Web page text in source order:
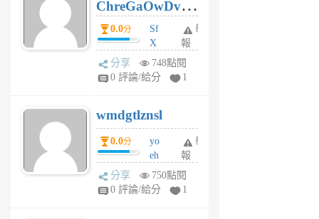
月
前
ChreGaOwDv
dY0.0分
Sf
X
Pe
Jc
R
P
m
v
A
V
舉
報
分享
748點閱
0 評論/給分
1
wmdgtlznsl
0.0分
yo
eh
ld
gy
舉
報
分享
750點閱
0 評論/給分
1